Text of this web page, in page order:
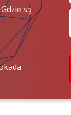
Gdzie są
pieniądze?